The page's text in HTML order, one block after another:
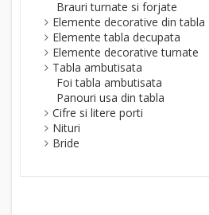
Brauri turnate si forjate
Elemente decorative din tabla
Elemente tabla decupata
Elemente decorative turnate
Tabla ambutisata
Foi tabla ambutisata
Panouri usa din tabla
Cifre si litere porti
Nituri
Bride